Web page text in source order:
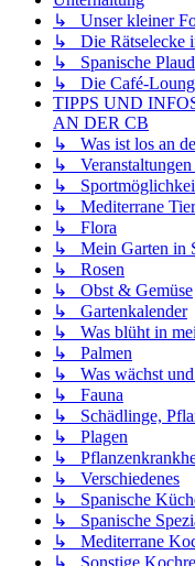
↳ Unser kleiner
↳ Die Rätselecke
↳ Spanische
↳ Die Café-
TIPPS UND
AN DER CB
↳ Was ist los an
↳ Veranstaltungen
↳
↳ Mediterrane
↳ Flora
↳ Mein Garten in
↳ Rosen
↳ Obst & Gemüse
↳ Gartenkalender
↳ Was blüht in
↳ Palmen
↳ Was wächst
↳ Fauna
↳ Schädlinge,
↳ Plagen
↳
↳ Verschiedenes
↳ Spanische
↳ Spanische
↳ Mediterrane